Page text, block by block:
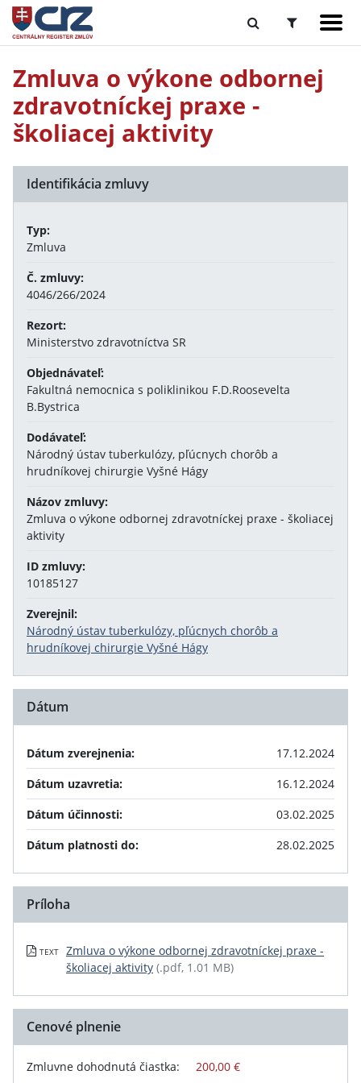
Zmluva o výkone odbornej
zdravotníckej praxe -
školiacej aktivity
Identifikácia zmluvy
Typ:
Zmluva
Č. zmluvy:
4046/266/2024
Rezort:
Ministerstvo zdravotníctva SR
Objednávateľ:
Fakultná nemocnica s poliklinikou F.D.Roosevelta
B.Bystrica
Dodávateľ:
Národný ústav tuberkulózy, pľúcnych chorôb a
hrudníkovej chirurgie Vyšné Hágy
Názov zmluvy:
Zmluva o výkone odbornej zdravotníckej praxe - školiacej
aktivity
ID zmluvy:
10185127
Zverejnil:
Národný ústav tuberkulózy, pľúcnych chorôb a
hrudníkovej chirurgie Vyšné Hágy
Dátum
Dátum zverejnenia:
17.12.2024
Dátum uzavretia:
16.12.2024
Dátum účinnosti:
03.02.2025
Dátum platnosti do:
28.02.2025
Príloha
TEXT
Zmluva o výkone odbornej zdravotníckej praxe -
školiacej aktivity (.pdf, 1.01 MB)
Cenové plnenie
Zmluvne dohodnutá čiastka: 200,00 €